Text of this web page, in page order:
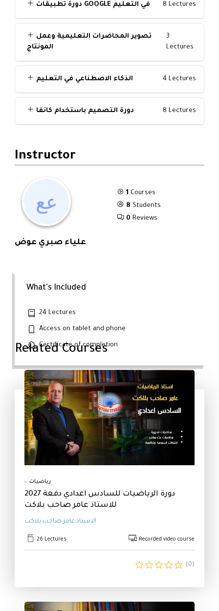
دورة تطبيقات GOOGLE في التعليم 8 Lectures
المونتاج
3
Lectures
الذكاء الاصطناعي في التعليم 4 Lectures
دورة التصميم باستخدام كانفا 8 Lectures
Instructor
1 Courses
8 Students
0 Reviews
علياء صبري عوض
What's Included
24 Lectures
Access on tablet and phone
Certificate of completion
Related Courses
رياضيات
دورة الرياضيات للسادس اعدادي دفعة 2027
للاستاذ عامر صاحب بلاكت
الاستاذ عامر صاحب بلاكت
26 Lectures Recorded video course
(0)